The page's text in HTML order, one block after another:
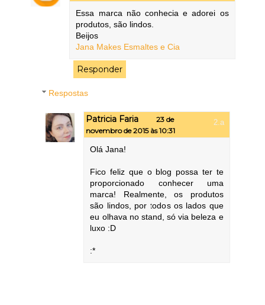
Essa marca não conhecia e adorei os
produtos, são lindos.
Beijos
Jana Makes Esmaltes e Cia
Responder
Respostas
Patricia Faria
23 de
novembro de 2015 às 10:31
Olá Jana!
Fico feliz que o blog possa ter te
proporcionado conhecer uma
marca! Realmente, os produtos
são lindos, por todos os lados que
eu olhava no stand, só via beleza e
luxo :D
:*